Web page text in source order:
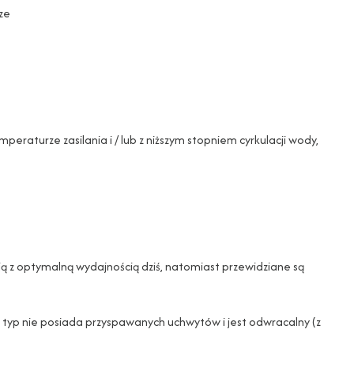
zasilania i / lub z niższym stopniem cyrkulacji wody,
z optymalną wydajnością dziś, natomiast przewidziane są
nie posiada przyspawanych uchwytów i jest odwracalny (z